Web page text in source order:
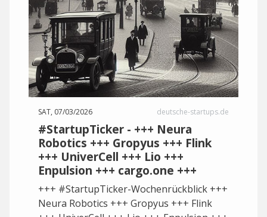
SAT, 07/03/2026 deutsche-startups.de
#StartupTicker - +++ Neura
Robotics +++ Gropyus +++ Flink
+++ UniverCell +++ Lio +++
Enpulsion +++ cargo.one +++
+++ #StartupTicker-Wochenrückblick +++
Neura Robotics +++ Gropyus +++ Flink